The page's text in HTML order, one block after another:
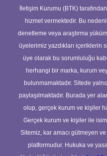
İletişim Kurumu (BTK)
hizmet vermektedir. Bu
denetleme veya araştırma
üyelerimiz yazdıkları içeriklerin
üye olarak bu sorumluluğu
herhangi bir marka, kurum
bulunmamaktadır. Sitede
paylaşılmaktadır. Burada yer
olup, gerçek kurum ve kişiler
Gerçek kurum ve kişiler ile
Sitemiz, kar amacı gütmeyen
platformudur. Hukuka ve